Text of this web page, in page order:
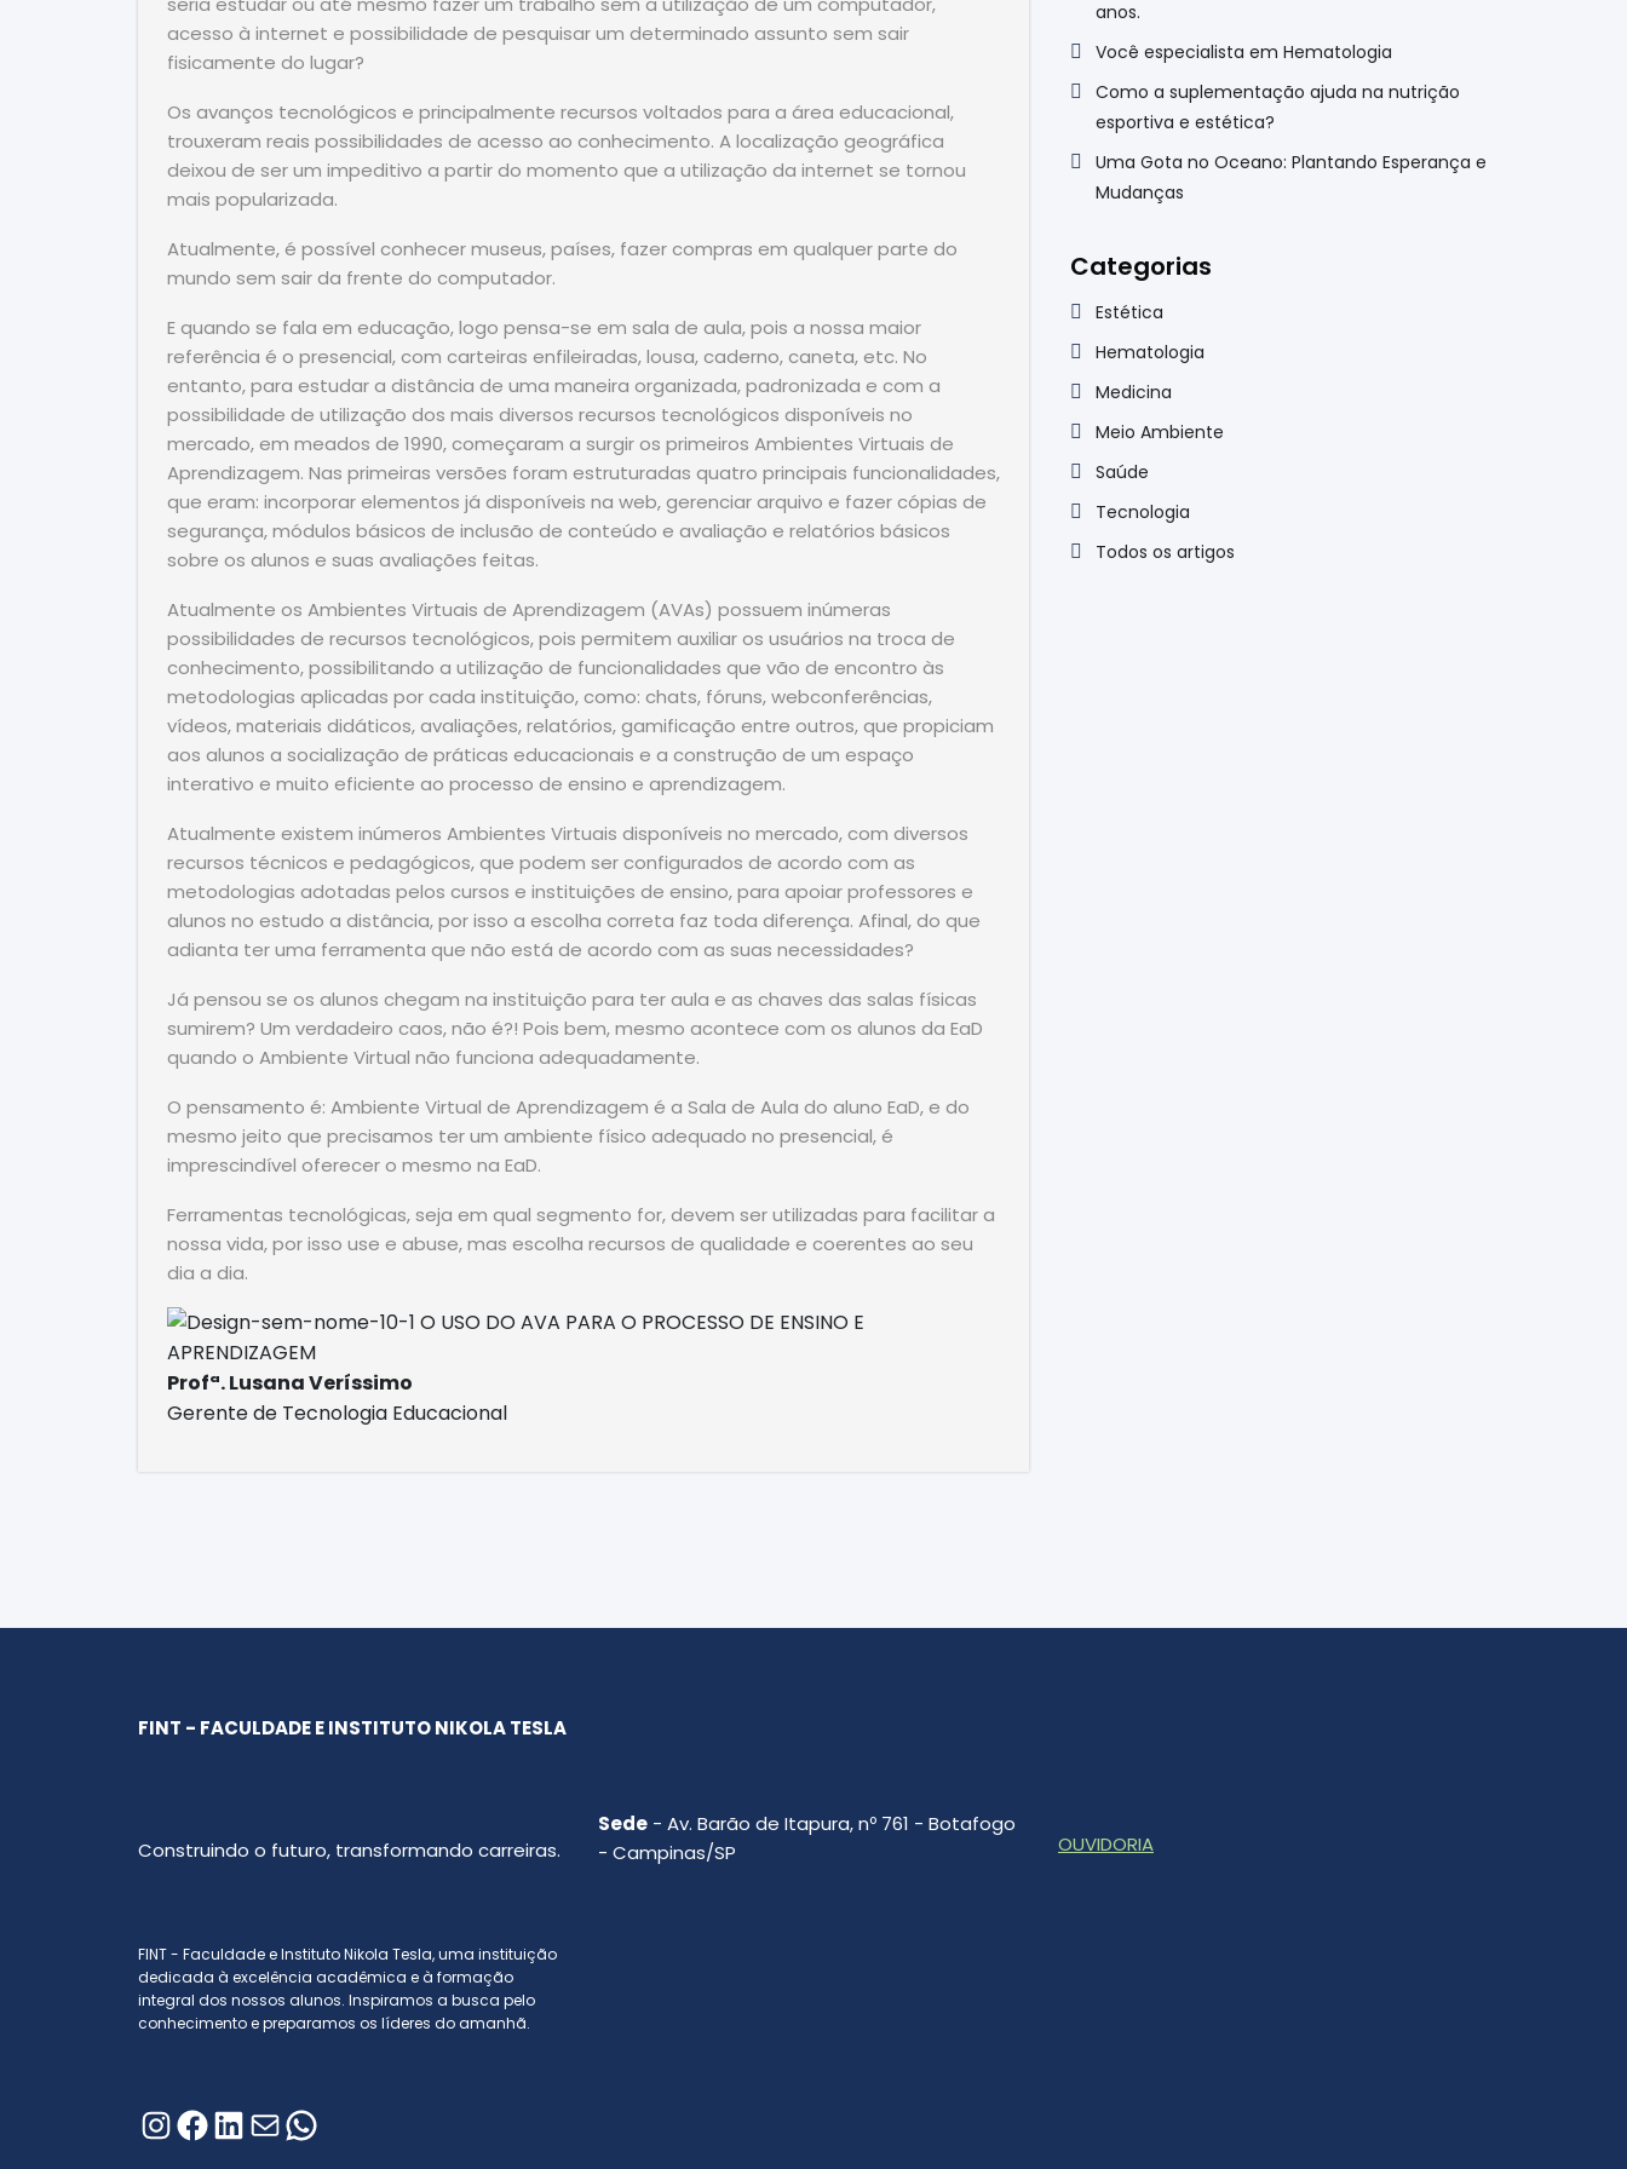
acesso à internet e possibilidade de pesquisar um determinado assunto sem sair
fisicamente do lugar?
Os avanços tecnológicos e principalmente recursos voltados para a área educacional,
trouxeram reais possibilidades de acesso ao conhecimento. A localização geográfica
deixou de ser um impeditivo a partir do momento que a utilização da internet se tornou
mais popularizada.
Atualmente, é possível conhecer museus, países, fazer compras em qualquer parte do
mundo sem sair da frente do computador.
E quando se fala em educação, logo pensa-se em sala de aula, pois a nossa maior
referência é o presencial, com carteiras enfileiradas, lousa, caderno, caneta, etc. No
entanto, para estudar a distância de uma maneira organizada, padronizada e com a
possibilidade de utilização dos mais diversos recursos tecnológicos disponíveis no
mercado, em meados de 1990, começaram a surgir os primeiros Ambientes Virtuais de
Aprendizagem. Nas primeiras versões foram estruturadas quatro principais funcionalidades,
que eram: incorporar elementos já disponíveis na web, gerenciar arquivo e fazer cópias de
segurança, módulos básicos de inclusão de conteúdo e avaliação e relatórios básicos
sobre os alunos e suas avaliações feitas.
Atualmente os Ambientes Virtuais de Aprendizagem (AVAs) possuem inúmeras
possibilidades de recursos tecnológicos, pois permitem auxiliar os usuários na troca de
conhecimento, possibilitando a utilização de funcionalidades que vão de encontro às
metodologias aplicadas por cada instituição, como: chats, fóruns, webconferências,
vídeos, materiais didáticos, avaliações, relatórios, gamificação entre outros, que propiciam
aos alunos a socialização de práticas educacionais e a construção de um espaço
interativo e muito eficiente ao processo de ensino e aprendizagem.
Atualmente existem inúmeros Ambientes Virtuais disponíveis no mercado, com diversos
recursos técnicos e pedagógicos, que podem ser configurados de acordo com as
metodologias adotadas pelos cursos e instituições de ensino, para apoiar professores e
alunos no estudo a distância, por isso a escolha correta faz toda diferença. Afinal, do que
adianta ter uma ferramenta que não está de acordo com as suas necessidades?
Já pensou se os alunos chegam na instituição para ter aula e as chaves das salas físicas
sumirem? Um verdadeiro caos, não é?! Pois bem, mesmo acontece com os alunos da EaD
quando o Ambiente Virtual não funciona adequadamente.
O pensamento é: Ambiente Virtual de Aprendizagem é a Sala de Aula do aluno EaD, e do
mesmo jeito que precisamos ter um ambiente físico adequado no presencial, é
imprescindível oferecer o mesmo na EaD.
Ferramentas tecnológicas, seja em qual segmento for, devem ser utilizadas para facilitar a
nossa vida, por isso use e abuse, mas escolha recursos de qualidade e coerentes ao seu
dia a dia.
Profª. Lusana Veríssimo
Gerente de Tecnologia Educacional
anos.
Você especialista em Hematologia
Como a suplementação ajuda na nutrição
esportiva e estética?
Uma Gota no Oceano: Plantando Esperança e
Mudanças
Categorias
Estética
Hematologia
Medicina
Meio Ambiente
Saúde
Tecnologia
Todos os artigos
FINT - FACULDADE E INSTITUTO NIKOLA TESLA
Construindo o futuro, transformando carreiras.
FINT - Faculdade e Instituto Nikola Tesla, uma instituição
dedicada à excelência acadêmica e à formação
integral dos nossos alunos. Inspiramos a busca pelo
conhecimento e preparamos os líderes do amanhã.
Instagram
Facebook
LinkedIn
E-mailWhatsApp
Sede - Av. Barão de Itapura, nº 761 - Botafogo
- Campinas/SP
OUVIDORIA